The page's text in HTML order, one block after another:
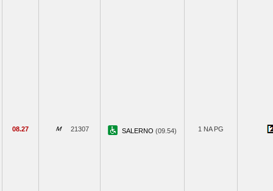
08.27 21307 SALERNO (09.54) 1 NA PG